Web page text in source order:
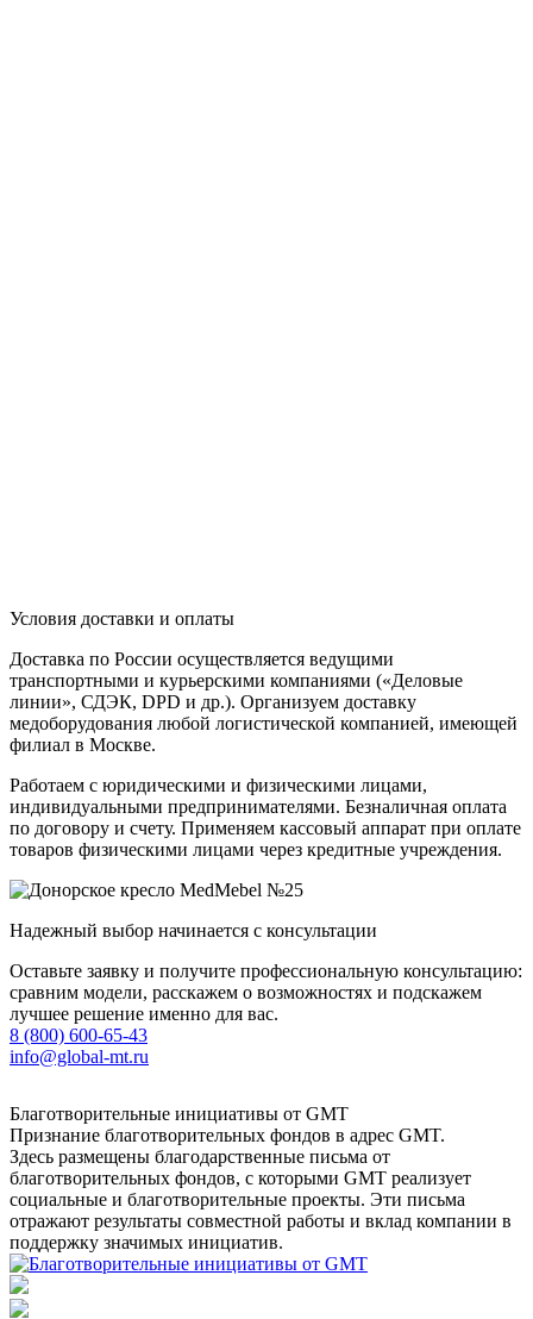
Условия доставки и оплаты
Доставка по России осуществляется ведущими
транспортными и курьерскими компаниями («Деловые
линии», СДЭК, DPD и др.). Организуем доставку
медоборудования любой логистической компанией, имеющей
филиал в Москве.
Работаем с юридическими и физическими лицами,
индивидуальными предпринимателями. Безналичная оплата
по договору и счету. Применяем кассовый аппарат при оплате
товаров физическими лицами через кредитные учреждения.
Надежный выбор начинается с консультации
Оставьте заявку и получите профессиональную консультацию:
сравним модели, расскажем о возможностях и подскажем
лучшее решение именно для вас.
8 (800) 600-65-43
info@global-mt.ru
Благотворительные инициативы от GMT
Признание благотворительных фондов в адрес GMT.
Здесь размещены благодарственные письма от
благотворительных фондов, с которыми GMT реализует
социальные и благотворительные проекты. Эти письма
отражают результаты совместной работы и вклад компании в
поддержку значимых инициатив.